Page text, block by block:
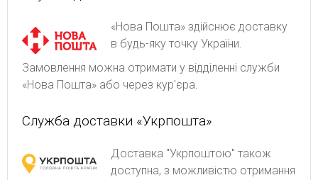
«Нова Пошта» здійснює доставку
в будь-яку точку України.
Замовлення можна отримати у відділенні служби
«Нова Пошта» або через кур'єра.
Служба доставки «Укрпошта»
Доставка "Укрпоштою" також
доступна, з можливістю отримання